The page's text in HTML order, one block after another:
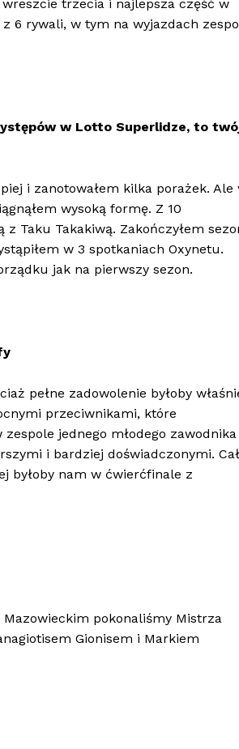
trzecia i najlepsza część w
6 rywali, w tym na wyjazdach
w Lotto Superlidze, to
i zanotowałem kilka porażek. Ale
wysoką formę. Z 10
z Taku Takakiwą. Zakończyłem
w 3 spotkaniach Oxynetu.
jak na pierwszy sezon.
pełne zadowolenie byłoby
przeciwnikami, które
jednego młodego zawodnika
i bardziej doświadczonymi.
byłoby nam w ćwierćfinale z
pokonaliśmy Mistrza
Gionisem i Markiem